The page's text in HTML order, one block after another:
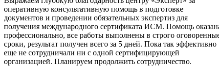
оперативную консультативную помощь в подготовке
документов и проведении обязательных экспертиз для
получения международного сертификата ИСМ. Помощь
профессионально, все работы выполнены в строго
сроки, результат получен всего за 5 дней. Пока так эффективно
еще не сотрудничали ни с одной сертифицирующей
организацией. Планируем продолжить сотрудничество.